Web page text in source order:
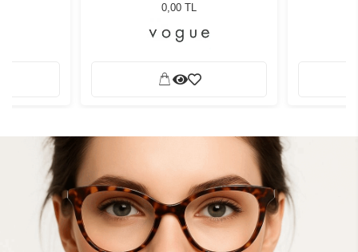
0,00 TL